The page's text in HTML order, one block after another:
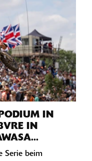
IN
IN
Serie beim